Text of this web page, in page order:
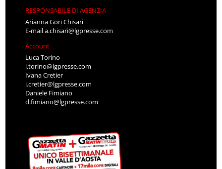
RESPONSABILE DI AGENZIA
Arianna Gori Chisari
E-maila.chisari@lgpresse.com
Account
Luca Torino
l.torino@lgpresse.com
Ivana Cretier
i.cretier@lgpresse.com
Daniele Fimiano
d.fimiano@lgpresse.com